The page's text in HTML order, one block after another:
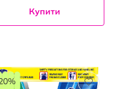
Купити